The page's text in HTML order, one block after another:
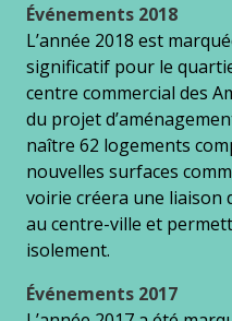
Événements 2018
L’année 2018 est
significatif pour le
centre commercial des
du projet
naître 62 logements
nouvelles surfaces
voirie créera une liaison
au centre-ville et
isolement.
Événements 2017